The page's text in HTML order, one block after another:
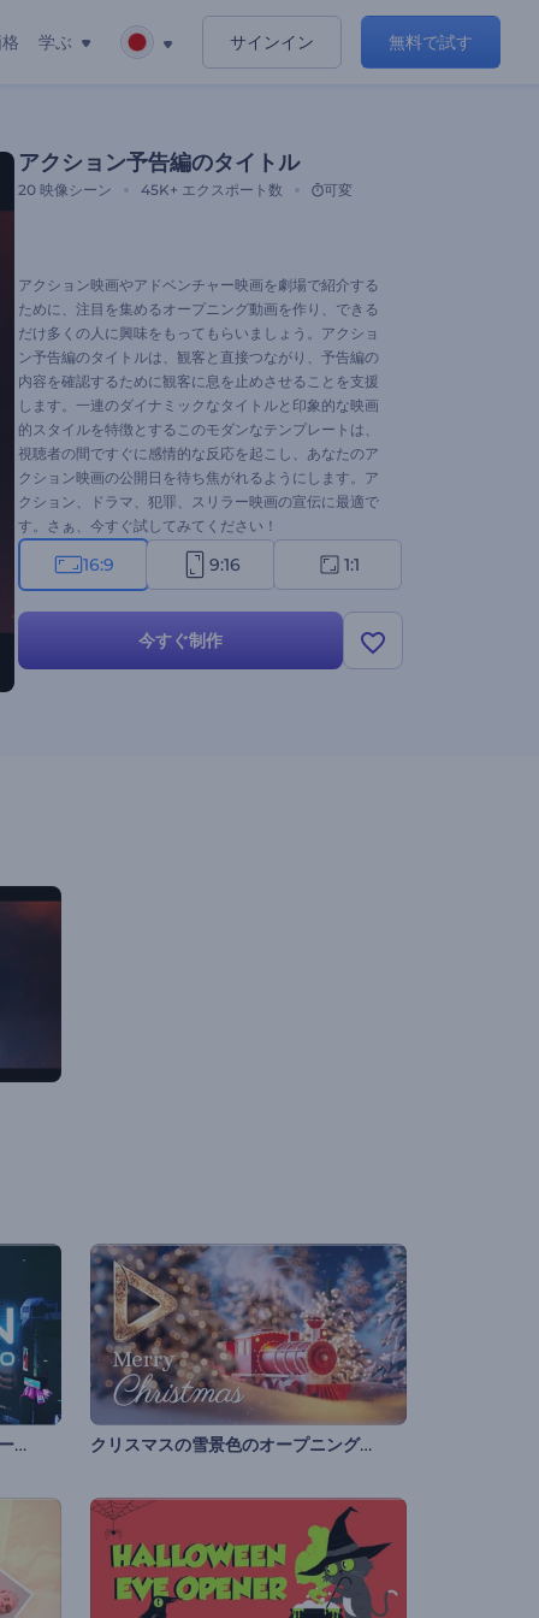
学ぶ サインイン 無料で試す
アクション予告編のタイトル
20 映像シーン 45K+ エクスポート数 可変
アクション映画やアドベンチャー映画を劇場で紹介する
ために、注目を集めるオープニング動画を作り、できる
だけ多くの人に興味をもってもらいましょう。アクショ
ン予告編のタイトルは、観客と直接つながり、予告編の
内容を確認するために観客に息を止めさせることを支援
します。一連のダイナミックなタイトルと印象的な映画
的スタイルを特徴とするこのモダンなテンプレートは、
視聴者の間ですぐに感情的な反応を起こし、あなたのア
クション映画の公開日を待ち焦がれるようにします。ア
クション、ドラマ、犯罪、スリラー映画の宣伝に最適で
す。さぁ、今すぐ試してみてください！
16:9 9:16 1:1
今すぐ制作
「アーバン・サイバーパンク」オープニング動画 クリスマスの雪景色のオープニング動画